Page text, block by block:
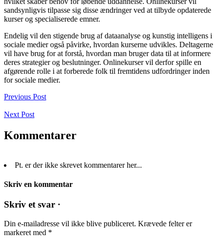
sandsynligvis tilpasse sig disse ændringer ved at tilbyde opdaterede
kurser og specialiserede emner.
Endelig vil den stigende brug af dataanalyse og kunstig intelligens i
sociale medier også påvirke, hvordan kurserne udvikles. Deltagerne
vil have brug for at forstå, hvordan man bruger data til at informere
deres strategier og beslutninger. Onlinekurser vil derfor spille en
afgørende rolle i at forberede folk til fremtidens udfordringer inden
for sociale medier.
Previous Post
Next Post
Kommentarer
Pt. er der ikke skrevet kommentarer her...
Skriv en kommentar
Skriv et svar ·
Din e-mailadresse vil ikke blive publiceret. Krævede felter er
markeret med *